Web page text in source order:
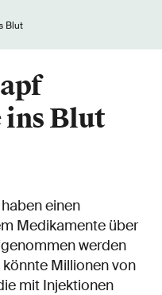
Blut
einen
Medikamente über
werden
Millionen von
mit Injektionen